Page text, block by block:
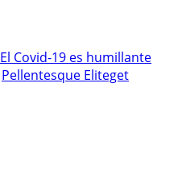
El Covid-19 es humillante
Pellentesque Eliteget